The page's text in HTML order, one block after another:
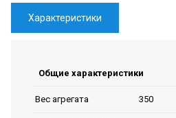
Характеристики
Общие характеристики
Вес агрегата 350